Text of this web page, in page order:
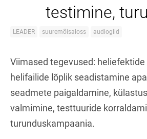
testimine,
LEADER suuremõisaloss audiogiid
Viimased tegevused: heliefektide
helifailide lõplik seadistamine
seadmete paigaldamine,
valmimine, testtuuride
turunduskampaania.